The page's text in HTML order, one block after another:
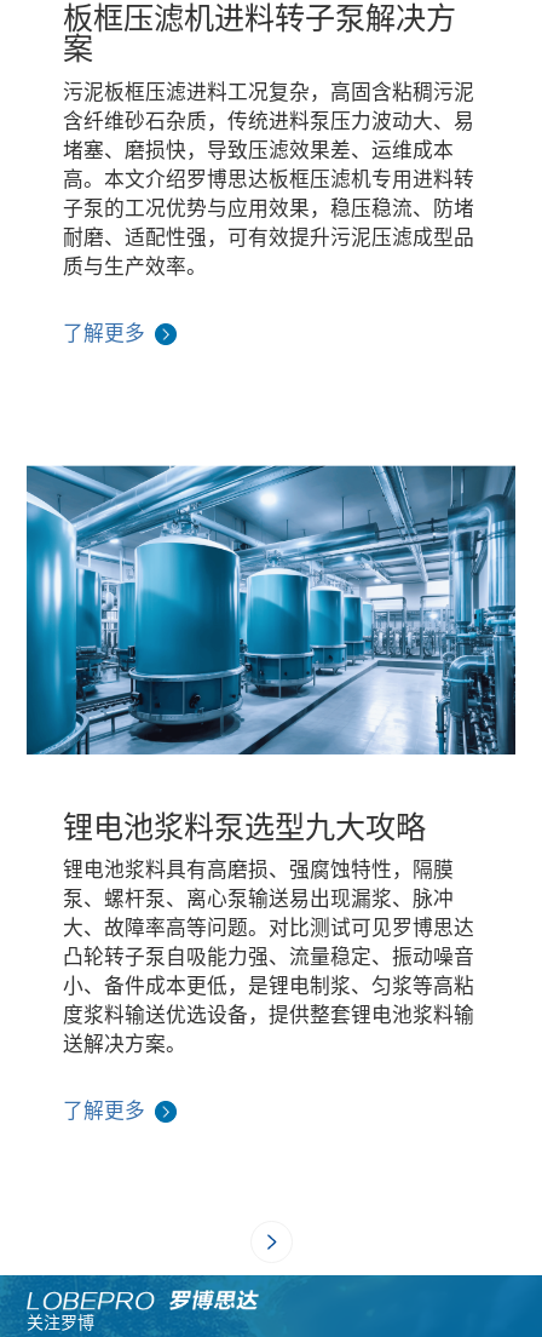
板框压滤机进料转子泵解决方
案
污泥板框压滤进料工况复杂，高固含粘稠污泥
含纤维砂石杂质，传统进料泵压力波动大、易
堵塞、磨损快，导致压滤效果差、运维成本
高。本文介绍罗博思达板框压滤机专用进料转
子泵的工况优势与应用效果，稳压稳流、防堵
耐磨、适配性强，可有效提升污泥压滤成型品
质与生产效率。
了解更多
锂电池浆料泵选型九大攻略
锂电池浆料具有高磨损、强腐蚀特性，隔膜
泵、螺杆泵、离心泵输送易出现漏浆、脉冲
大、故障率高等问题。对比测试可见罗博思达
凸轮转子泵自吸能力强、流量稳定、振动噪音
小、备件成本更低，是锂电制浆、匀浆等高粘
度浆料输送优选设备，提供整套锂电池浆料输
送解决方案。
了解更多
关注罗博